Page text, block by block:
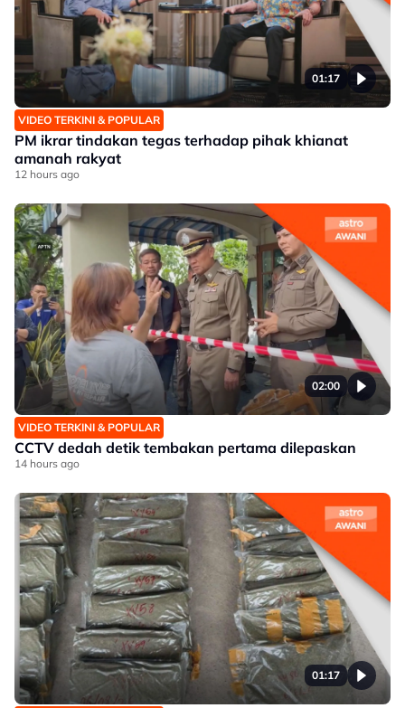
01:17
VIDEO TERKINI & POPULAR
PM ikrar tindakan tegas terhadap pihak khianat
amanah rakyat
12 hours ago
02:00
VIDEO TERKINI & POPULAR
CCTV dedah detik tembakan pertama dilepaskan
14 hours ago
01:17